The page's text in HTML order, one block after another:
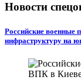
Новости
Российские военные
инфраструктуру на